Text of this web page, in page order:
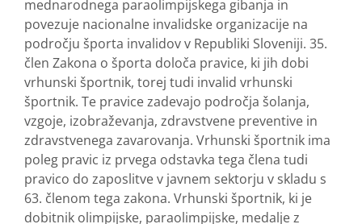
mednarodnega paraolimpijskega gibanja in
povezuje nacionalne invalidske organizacije na
področju športa invalidov v Republiki Sloveniji. 35.
člen Zakona o športa določa pravice, ki jih dobi
vrhunski športnik, torej tudi invalid vrhunski
športnik. Te pravice zadevajo področja šolanja,
vzgoje, izobraževanja, zdravstvene preventive in
zdravstvenega zavarovanja. Vrhunski športnik ima
poleg pravic iz prvega odstavka tega člena tudi
pravico do zaposlitve v javnem sektorju v skladu s
63. členom tega zakona. Vrhunski športnik, ki je
dobitnik olimpijske, paraolimpijske, medalje z